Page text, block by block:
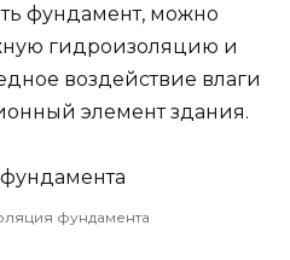
фундамент, можно
гидроизоляцию и
воздействие влаги
элемент здания.
фундамента